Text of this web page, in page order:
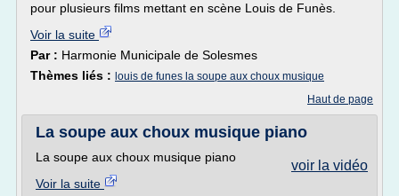
pour plusieurs films mettant en scène Louis de Funès.
Voir la suite
Par : Harmonie Municipale de Solesmes
Thèmes liés : louis de funes la soupe aux choux musique
Haut de page
La soupe aux choux musique piano
voir la vidéo
La soupe aux choux musique piano
Voir la suite